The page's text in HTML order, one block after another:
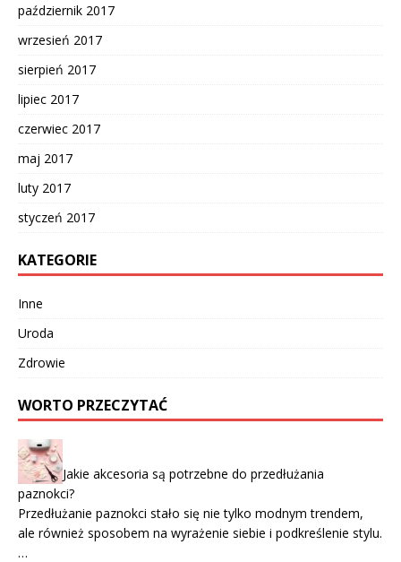
październik 2017
wrzesień 2017
sierpień 2017
lipiec 2017
czerwiec 2017
maj 2017
luty 2017
styczeń 2017
KATEGORIE
Inne
Uroda
Zdrowie
WORTO PRZECZYTAĆ
Jakie akcesoria są potrzebne do przedłużania
paznokci?
Przedłużanie paznokci stało się nie tylko modnym trendem,
ale również sposobem na wyrażenie siebie i podkreślenie stylu.
…